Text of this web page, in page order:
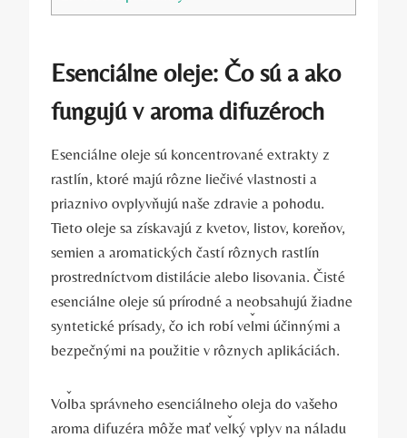
Esenciálne oleje: Čo sú a ako
fungujú v aroma difuzéroch
Esenciálne oleje sú koncentrované extrakty z
rastlín, ktoré majú rôzne liečivé vlastnosti a
priaznivo ovplyvňujú naše zdravie a pohodu.
Tieto oleje sa získavajú z kvetov, listov, koreňov,
semien a aromatických častí rôznych rastlín
prostredníctvom distilácie alebo lisovania. Čisté
esenciálne oleje sú prírodné a neobsahujú žiadne
syntetické prísady, čo ich robí veľmi účinnými a
bezpečnými na použitie v rôznych aplikáciách.
Voľba správneho esenciálneho oleja do vašeho
aroma difuzéra môže mať veľký vplyv na náladu